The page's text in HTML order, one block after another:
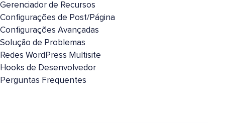
Gerenciador de Recursos
Configurações de Post/Página
Configurações Avançadas
Solução de Problemas
Redes WordPress Multisite
Hooks de Desenvolvedor
Perguntas Frequentes